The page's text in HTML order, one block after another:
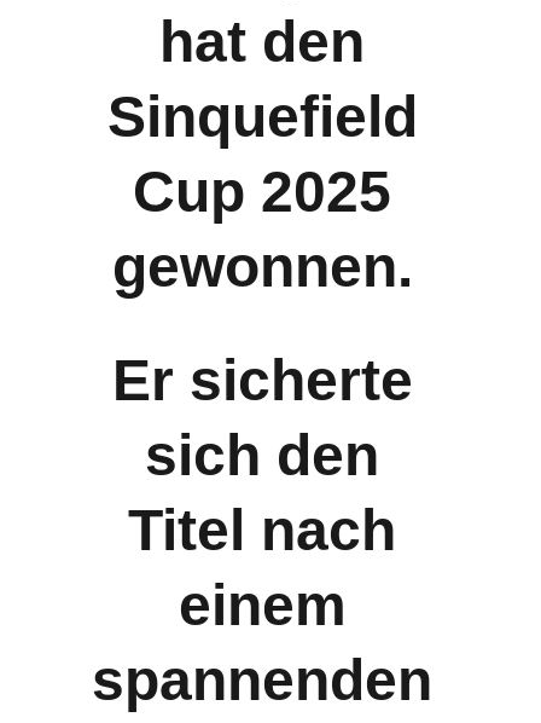
hat den
Sinquefield
Cup 2025
gewonnen.
Er sicherte
sich den
Titel nach
einem
spannenden